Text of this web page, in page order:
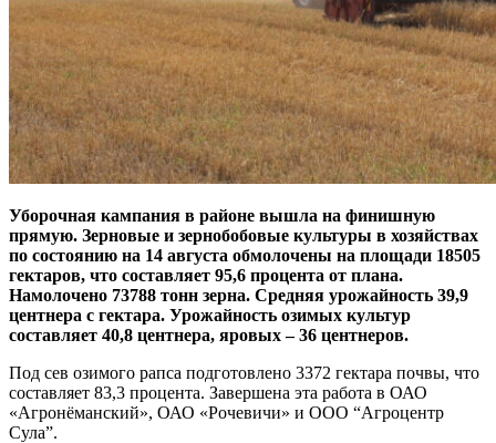
Уборочная кампания в районе вышла на финишную
прямую. Зерновые и зернобобовые культуры в хозяйствах
по состоянию на 14 августа обмолочены на площади 18505
гектаров, что составляет 95,6 процента от плана.
Намолочено 73788 тонн зерна. Средняя урожайность 39,9
центнера с гектара. Урожайность озимых культур
составляет 40,8 центнера, яровых – 36 центнеров.
Под сев озимого рапса подготовлено 3372 гектара почвы, что
составляет 83,3 процента. Завершена эта работа в ОАО
«Агронёманский», ОАО «Рочевичи» и ООО “Агроцентр
Сула”.